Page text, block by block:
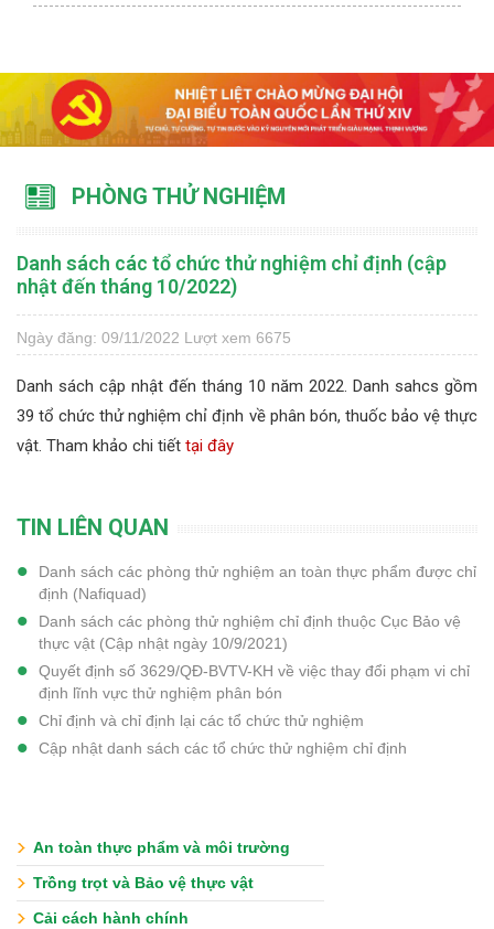
PHÒNG THỬ NGHIỆM
Danh sách các tổ chức thử nghiệm chỉ định (cập
nhật đến tháng 10/2022)
Ngày đăng: 09/11/2022 Lượt xem 6675
Danh sách cập nhật đến tháng 10 năm 2022. Danh sahcs gồm
39 tổ chức thử nghiệm chỉ định về phân bón, thuốc bảo vệ thực
vật. Tham khảo chi tiết tại đây
TIN LIÊN QUAN
Danh sách các phòng thử nghiệm an toàn thực phẩm được chỉ
định (Nafiquad)
Danh sách các phòng thử nghiệm chỉ định thuộc Cục Bảo vệ
thực vật (Cập nhật ngày 10/9/2021)
Quyết định số 3629/QĐ-BVTV-KH về việc thay đổi phạm vi chỉ
định lĩnh vực thử nghiệm phân bón
Chỉ định và chỉ định lại các tổ chức thử nghiệm
Cập nhật danh sách các tổ chức thử nghiệm chỉ định
An toàn thực phẩm và môi trường
Trồng trọt và Bảo vệ thực vật
Cải cách hành chính